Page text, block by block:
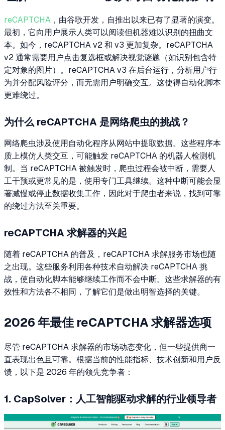
reCAPTCHA ，由谷歌开发，自推出以来已有了显著的演变。
最初，它向用户展示人类可以阅读但机器难以识别的扭曲文
本。如今，reCAPTCHA v2 和 v3 更加复杂。reCAPTCHA
v2 通常需要用户点击复选框或解决视觉谜题（如识别包含特
定对象的图片）。reCAPTCHA v3 在后台运行，分析用户行
为并分配风险评分，而无需用户明确交互。这使得自动化脚本
更难绕过。
为什么 reCAPTCHA 是网络爬虫的挑战？
网络爬虫涉及使用自动化程序从网站中提取数据。这些程序本
质上模仿人类交互，可能触发 reCAPTCHA 的机器人检测机
制。当 reCAPTCHA 被触发时，爬虫过程会被中断，需要人
工干预或更常见的是，使用专门工具继续。这种中断可能会显
著减慢或停止数据收集工作，因此对于爬虫者来说，找到可靠
的绕过方法至关重要。
reCAPTCHA 求解器的兴起
随着 reCAPTCHA 的普及，reCAPTCHA 求解服务市场也随
之出现。这些服务利用各种技术自动解决 reCAPTCHA 挑
战，使自动化脚本能够继续工作而不会中断。这些求解器的有
效性和方法各不相同，了解它们是做出明智选择的关键。
2026 年最佳 reCAPTCHA 求解器选项
尽管 reCAPTCHA 求解器的市场动态变化，但一些提供商一
直表现出色且可靠。根据当前的性能指标、技术创新和用户反
馈，以下是 2026 年的领先竞争者：
1. CapSolver：人工智能驱动求解的行业领导者